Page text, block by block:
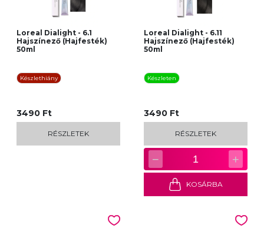
Loreal Dialight - 6.1
Hajszínező (Hajfesték)
50ml
Készlethiány
3490 Ft
RÉSZLETEK
Loreal Dialight - 6.11
Hajszínező (Hajfesték)
50ml
Készleten
3490 Ft
RÉSZLETEK
− 1 +
KOSÁRBA